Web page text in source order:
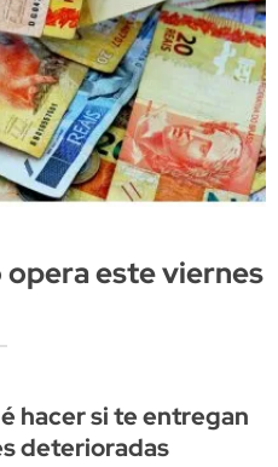
opera este viernes
hacer si te entregan
deterioradas